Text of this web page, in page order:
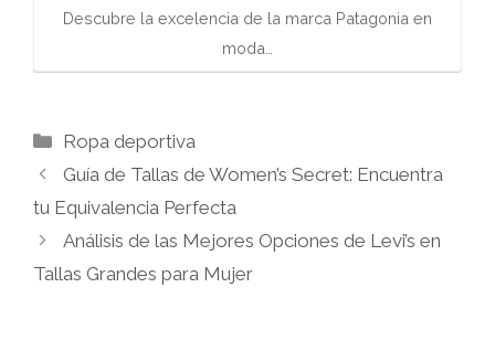
Descubre la excelencia de la marca Patagonia en
moda…
Categorías
Ropa deportiva
Guía de Tallas de Women’s Secret: Encuentra
tu Equivalencia Perfecta
Análisis de las Mejores Opciones de Levi’s en
Tallas Grandes para Mujer